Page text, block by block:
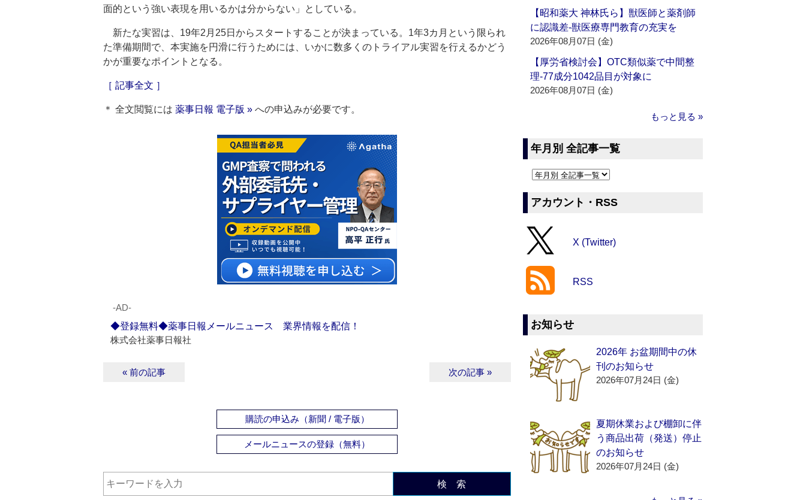
面的という強い表現を用いるかは分からない」としている。
新たな実習は、19年2月25日からスタートすることが決まっている。1年3カ月という限られ
た準備期間で、本実施を円滑に行うためには、いかに数多くのトライアル実習を行えるかどう
かが重要なポイントとなる。
［ 記事全文 ］
＊ 全文閲覧には 薬事日報 電子版 » への申込みが必要です。
‐AD‐
◆登録無料◆薬事日報メールニュース 業界情報を配信！
株式会社薬事日報社
« 前の記事 次の記事 »
購読の申込み（新聞 / 電子版）
メールニュースの登録（無料）
検 索
【昭和薬大 神林氏ら】獣医師と薬剤師
に認識差‐獣医療専門教育の充実を
2026年08月07日 (金)
【厚労省検討会】OTC類似薬で中間整
理‐77成分1042品目が対象に
2026年08月07日 (金)
もっと見る »
年月別 全記事一覧
アカウント・RSS
X (Twitter)
RSS
お知らせ
2026年 お盆期間中の休
刊のお知らせ
2026年07月24日 (金)
夏期休業および棚卸に伴
う商品出荷（発送）停止
のお知らせ
2026年07月24日 (金)